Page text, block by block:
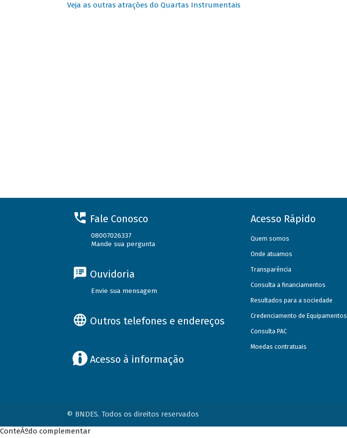
Veja as outras atrações do Quartas Instrumentais
Fale Conosco
08007026337
Mande sua pergunta
Ouvidoria
Envie sua mensagem
Outros telefones e endereços
Acesso à informação
Acesso Rápido
Quem somos
Onde atuamos
Transparência
Consulta a financiamentos
Resultados para a sociedade
Credenciamento de Equipamentos
Consulta PAC
Moedas contratuais
© BNDES. Todos os direitos reservados
ConteÃºdo complementar